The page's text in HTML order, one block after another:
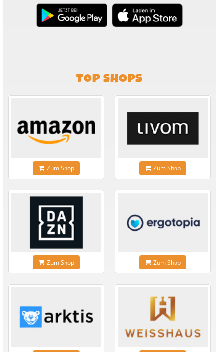
TOP SHOPS
Zum Shop Zum Shop
Zum Shop Zum Shop